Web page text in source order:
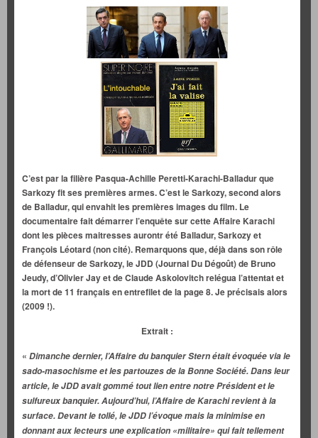
C’est par la filière Pasqua-Achille Peretti-Karachi-Balladur que
Sarkozy fit ses premières armes. C’est le Sarkozy, second alors
de Balladur, qui envahit les premières images du film. Le
documentaire fait démarrer l’enquête sur cette Affaire Karachi
dont les pièces maitresses aurontr été Balladur, Sarkozy et
François Léotard (non cité). Remarquons que, déjà dans son rôle
de défenseur de Sarkozy, le JDD (Journal Du Dégoût) de Bruno
Jeudy, d’Olivier Jay et de Claude Askolovitch relégua l’attentat et
la mort de 11 français en entrefilet de la page 8. Je précisais alors
(2009 !).
Extrait :
« Dimanche dernier, l’Affaire du banquier Stern était évoquée via le
sado-masochisme et les partouzes de la Bonne Société. Dans leur
article, le JDD avait gommé tout lien entre notre Président et le
sulfureux banquier. Aujourd’hui, l’Affaire de Karachi revient à la
surface. Devant le tollé, le JDD l’évoque mais la minimise en
donnant aux lecteurs une explication «militaire» qui fait tellement